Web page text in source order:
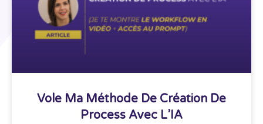
Vole Ma Méthode De Création De
Process Avec L’IA